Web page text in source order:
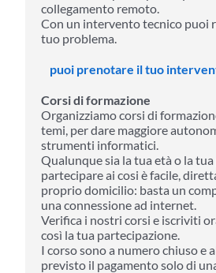
collegamento remoto.
Con un intervento tecnico puoi
tuo problema.
puoi prenotare il tuo
Corsi di formazione
Organizziamo corsi di
temi, per dare maggiore
strumenti informatici.
Qualunque sia la tua età o la
partecipare ai cosi è facile,
proprio domicilio: basta un
una connessione ad internet.
Verifica i nostri corsi e iscriviti
così la tua partecipazione.
I corso sono a numero chiuso e
previsto il pagamento solo di